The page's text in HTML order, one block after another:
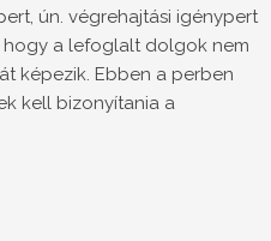
ún. végrehajtási igénypert
hogy a lefoglalt dolgok nem
képezik. Ebben a perben
kell bizonyítania a